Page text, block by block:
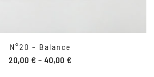
N°20 – Balance
20,00 € – 40,00 €